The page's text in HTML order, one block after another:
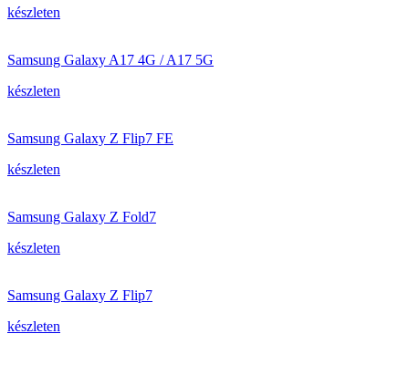
készleten
Samsung Galaxy A17 4G / A17 5G
készleten
Samsung Galaxy Z Flip7 FE
készleten
Samsung Galaxy Z Fold7
készleten
Samsung Galaxy Z Flip7
készleten